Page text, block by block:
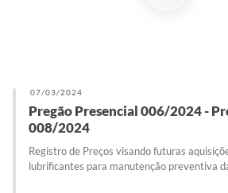
07/03/2024
Pregão Presencial 006/2024 -
008/2024
Registro de Preços visando futuras
lubrificantes para manutenção preventiva